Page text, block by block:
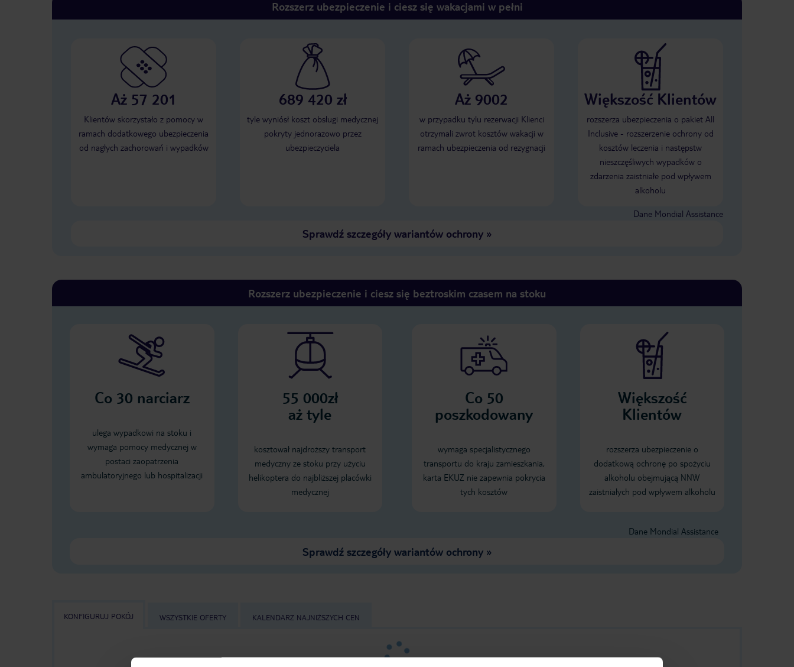
Rozszerz ubezpieczenie i ciesz się wakacjami w pełni
Aż 57 201
Klientów skorzystało z pomocy w
ramach dodatkowego ubezpieczenia
od nagłych zachorowań i wypadków
689 420 zł
tyle wyniósł koszt obsługi medycznej
pokryty jednorazowo przez
ubezpieczyciela
Aż 9002
w przypadku tylu rezerwacji Klienci
otrzymali zwrot kosztów wakacji w
ramach ubezpieczenia od rezygnacji
Większość Klientów
rozszerza ubezpieczenia o pakiet All
Inclusive - rozszerzenie ochrony od
kosztów leczenia i następstw
nieszczęśliwych wypadków o
zdarzenia zaistniałe pod wpływem
alkoholu
Dane Mondial Assistance
Sprawdź szczegóły wariantów ochrony»
Rozszerz ubezpieczenie i ciesz się beztroskim czasem na stoku
Co 30 narciarz
ulega wypadkowi na stoku i
wymaga pomocy medycznej w
postaci zaopatrzenia
ambulatoryjnego lub hospitalizacji
55 000zł
aż tyle
kosztował najdroższy transport
medyczny ze stoku przy użyciu
helikoptera do najbliższej placówki
medycznej
Co 50
poszkodowany
wymaga specjalistycznego
transportu do kraju zamieszkania,
karta EKUZ nie zapewnia pokrycia
tych kosztów
Większość
Klientów
rozszerza ubezpieczenie o
dodatkową ochronę po spożyciu
alkoholu obejmującą NNW
zaistniałych pod wpływem alkoholu
Dane Mondial Assistance
Sprawdź szczegóły wariantów ochrony »
KONFIGURUJ POKÓJ WSZYSTKIE OFERTY KALENDARZ NAJNIŻSZYCH CEN